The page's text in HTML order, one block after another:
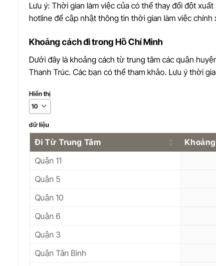
Lưu ý: Thời gian làm việc của có thể thay đổi đột
hotline để cập nhật thông tin thời gian làm việc
Khoảng cách đi trong Hồ Chí Minh
Dưới đây là khoảng cách từ trung tâm các quận
Thanh Trúc. Các bạn có thể tham khảo. Lưu ý thời
Hiển thị
dữ liệu
Đi Từ Trung Tâm
Quận 11
Quận 5
Quận 10
Quận 6
Quận 3
Quận Tân Bình